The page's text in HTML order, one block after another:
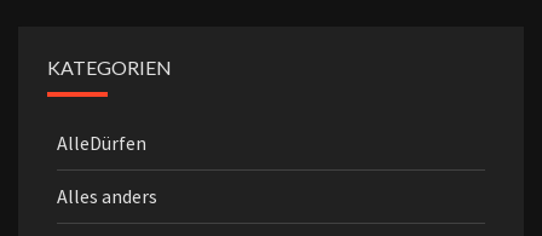
KATEGORIEN
AlleDürfen
Alles anders